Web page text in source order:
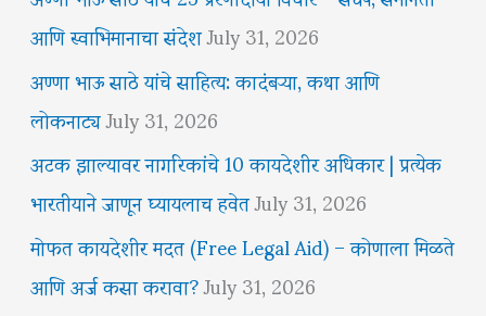
आणि स्वाभिमानाचा संदेशJuly 31, 2026
अण्णा भाऊ साठे यांचे साहित्य: कादंबऱ्या, कथा आणि
लोकनाट्यJuly 31, 2026
अटक झाल्यावर नागरिकांचे 10 कायदेशीर अधिकार | प्रत्येक
भारतीयाने जाणून घ्यायलाच हवेतJuly 31, 2026
मोफत कायदेशीर मदत (Free Legal Aid) – कोणाला मिळते
आणि अर्ज कसा करावा?July 31, 2026